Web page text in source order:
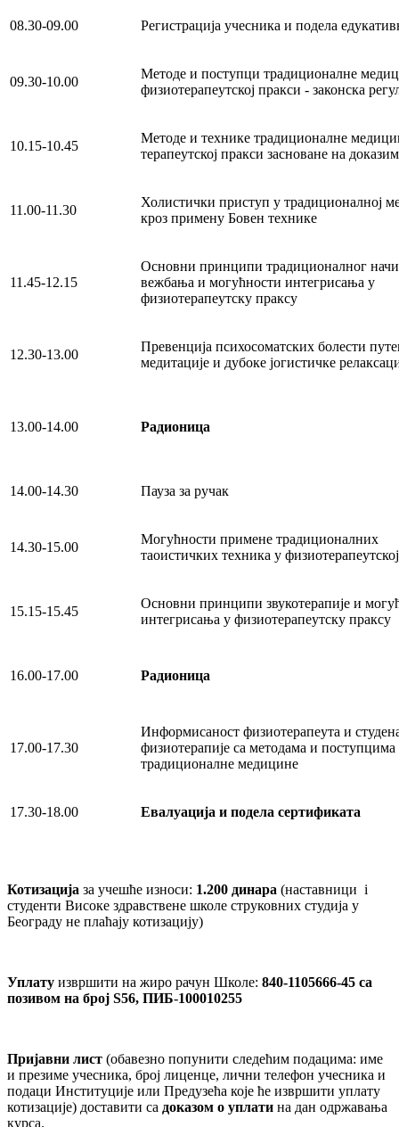
08.30-09.00 Регистрација учесника и подела
09.30-10.00
Методе и поступци традиционалне
физиотерапеутској пракси - законска
10.15-10.45
Методе и технике традиционалне
терапеутској пракси засноване на
11.00-11.30
Холистички приступ у традиционалној
кроз примену Бовен технике
11.45-12.15
Основни принципи традиционалног
вежбања и могућности интегрисања у
физиотерапеутску праксу
12.30-13.00
Превенција психосоматских болести
медитације и дубоке јогистичке
13.00-14.00 Радионица
14.00-14.30 Пауза за ручак
14.30-15.00
Могућности примене традиционалних
таоистичких техника у
15.15-15.45
Основни принципи звукотерапије и
интегрисања у физиотерапеутску праксу
16.00-17.00 Радионица
17.00-17.30
Информисаност физиотерапеута и
физиотерапије са методама и поступцима
традиционалне медицине
17.30-18.00 Евалуација и подела сертификата
Котизација за учешће износи: 1.200 динара (наставници i
студенти Високе здравствене школе струковних студија у
Београду не плаћају котизацију)
Уплату извршити на жиро рачун Школе: 840-1105666-45 са
позивом на број S56, ПИБ-100010255
Пријавни лист (обавезно попунити следећим подацима: име
и презиме учесника, број лиценце, лични телефон учесника и
подаци Институције или Предузећа које ће извршити уплату
котизације) доставити са доказом о уплати на дан одржавања
курса.